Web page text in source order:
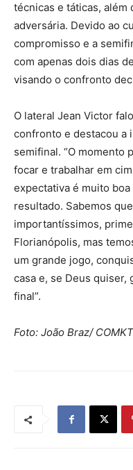
técnicas e táticas, além
adversária. Devido ao
compromisso e a
com apenas dois dias
visando o confronto
O lateral Jean Victor
confronto e destacou a
semifinal. “O momento
focar e trabalhar em
expectativa é muito
resultado. Sabemos
importantíssimos,
Florianópolis, mas
um grande jogo,
casa e, se Deus quiser,
final”.
Foto: João Braz/